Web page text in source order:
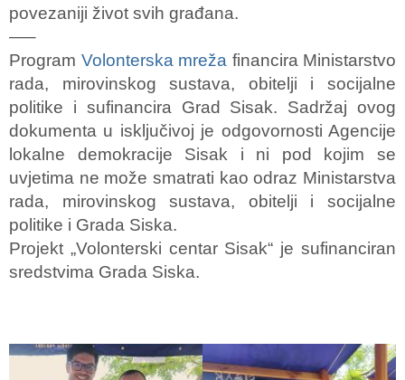
povezaniji život svih građana.
—–
Program Volonterska mreža financira Ministarstvo
rada, mirovinskog sustava, obitelji i socijalne
politike i sufinancira Grad Sisak. Sadržaj ovog
dokumenta u isključivoj je odgovornosti Agencije
lokalne demokracije Sisak i ni pod kojim se
uvjetima ne može smatrati kao odraz Ministarstva
rada, mirovinskog sustava, obitelji i socijalne
politike i Grada Siska.
Projekt „Volonterski centar Sisak“ je sufinanciran
sredstvima Grada Siska.